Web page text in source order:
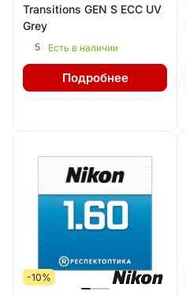
Transitions GEN S ECC UV
Grey
5 Есть в наличии
Подробнее
-10%